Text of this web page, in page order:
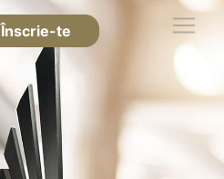
Înscrie-te